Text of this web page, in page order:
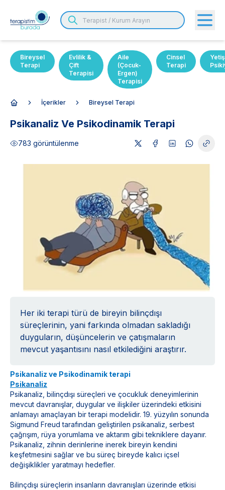
Bireysel
Terapi
Evlilik &
Çift
Terapisi
Aile
(Çocuk-
Ergen)
Terapisi
Cinsel
Terapi
İçerikler Bireysel Terapi
Psikanaliz Ve Psikodinamik Terapi
783 görüntülenme
Her iki terapi türü de bireyin bilinçdışı
süreçlerinin, yani farkında olmadan sakladığı
duyguların, düşüncelerin ve çatışmaların
mevcut yaşantısını nasıl etkilediğini araştırır.
Psikanaliz ve Psikodinamik terapi
Psikanaliz
Psikanaliz, bilinçdışı süreçleri ve çocukluk deneyimlerinin
mevcut davranışlar, duygular ve ilişkiler üzerindeki etkisini
anlamayı amaçlayan bir terapi modelidir. 19. yüzyılın sonunda
Sigmund Freud tarafından geliştirilen psikanaliz, serbest
çağrışım, rüya yorumlama ve aktarım gibi tekniklere dayanır.
Psikanaliz, zihnin derinlerine inerek bireyin kendini
keşfetmesini sağlar ve bu süreç bireyde kalıcı içsel
değişiklikler yaratmayı hedefler.
Bilinçdışı süreçlerin insanların davranışları üzerinde etkisi